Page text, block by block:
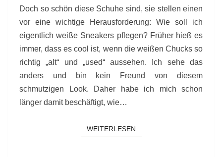
Doch so schön diese Schuhe sind, sie stellen einen
vor eine wichtige Herausforderung: Wie soll ich
eigentlich weiße Sneakers pflegen? Früher hieß es
immer, dass es cool ist, wenn die weißen Chucks so
richtig „alt“ und „used“ aussehen. Ich sehe das
anders und bin kein Freund von diesem
schmutzigen Look. Daher habe ich mich schon
länger damit beschäftigt, wie…
WEITERLESENWEITERLESEN